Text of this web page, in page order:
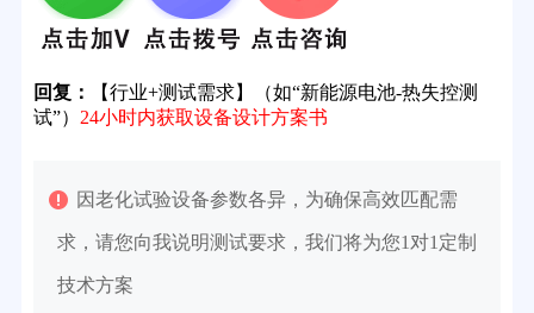
回复：
【行业+测试需求】（如“新能源电池-热失控测
试”） 24小时内获取设备设计方案书
因老化试验设备参数各异，为确保高效匹配需
求，请您向我说明测试要求，我们将为您1对1定制
技术方案